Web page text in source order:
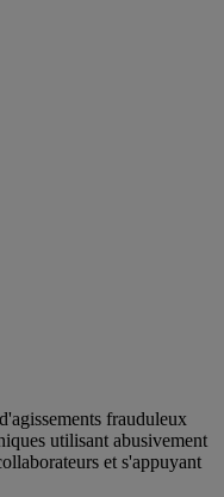
frauduleux
utilisant abusivement
et s'appuyant